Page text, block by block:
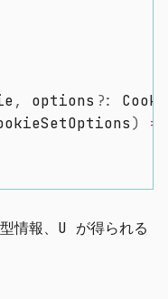
, options ?:
)
=>
報、U が得られる